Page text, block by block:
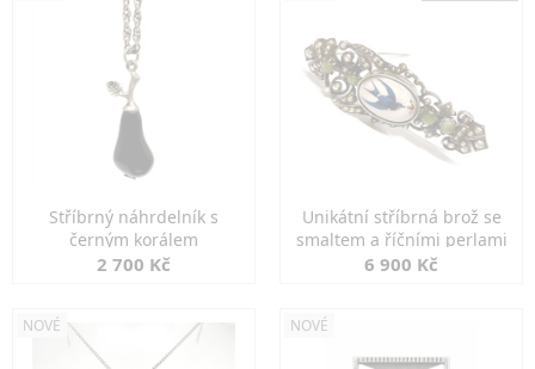
Stříbrný náhrdelník s
černým korálem
2 700 Kč
Unikátní stříbrná brož se
smaltem a říčními perlami
6 900 Kč
NOVÉ NOVÉ